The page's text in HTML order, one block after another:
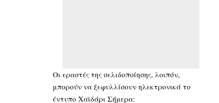
Οι εραστές της σελιδοποίησης, λοιπόν,
μπορούν να ξεφυλλίσουν ηλεκτρονικά το
έντυπο Χαϊδάρι Σήμερα: